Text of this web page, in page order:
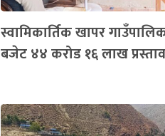
स्वामिकार्तिक खापर
बजेट ४४ करोड १६ लाख प्रस्ताव